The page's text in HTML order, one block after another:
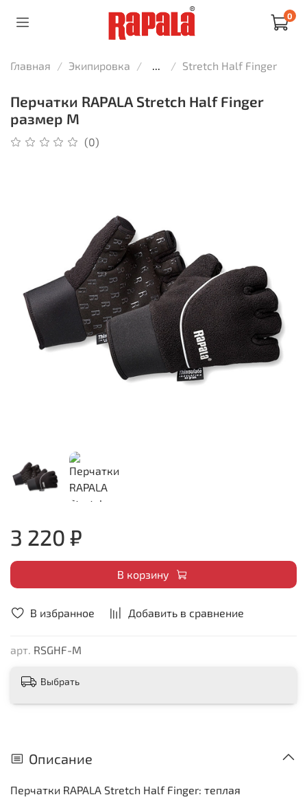
0
Главная Экипировка ... Stretch Half Finger
Перчатки RAPALA Stretch Half Finger
размер M
(0)
В избранное Добавить в сравнение
арт. RSGHF-M
3 220 ₽
В корзину
Выбрать
Описание
Перчатки RAPALA Stretch Half Finger: теплая